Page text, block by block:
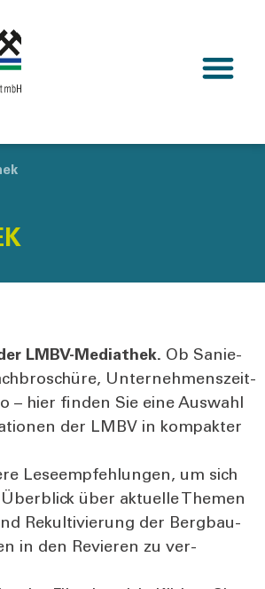
LMBV-Media­thek. Ob Sanie­
Unter­neh­mens­zeit­
– hier fin­den Sie eine Aus­wahl
der LMBV in kom­pak­ter
Lese­emp­feh­lun­gen, um sich
über aktu­el­le The­men
Rekul­ti­vie­rung der Berg­bau­
in den Revie­ren zu ver­